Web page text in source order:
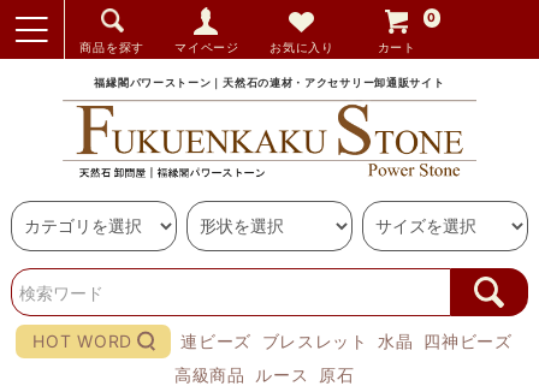
商品を探す マイページ お気に入り カート
0
福縁閣パワーストーン｜天然石の連材・アクセサリー卸通販サイト
HOT WORD 連ビーズ ブレスレット 水晶
四神ビーズ
高級商品
ルース 原石